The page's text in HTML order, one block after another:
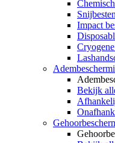
Impact
Bekijk